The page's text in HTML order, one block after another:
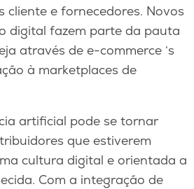
e fornecedores. Novos
digital fazem parte da pauta
através de e-commerce ‘s
à marketplaces de
artificial pode se tornar
que estiverem
cultura digital e orientada a
Com a integração de